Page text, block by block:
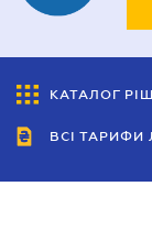
КАТАЛОГ
ВСІ ТАРИФИ